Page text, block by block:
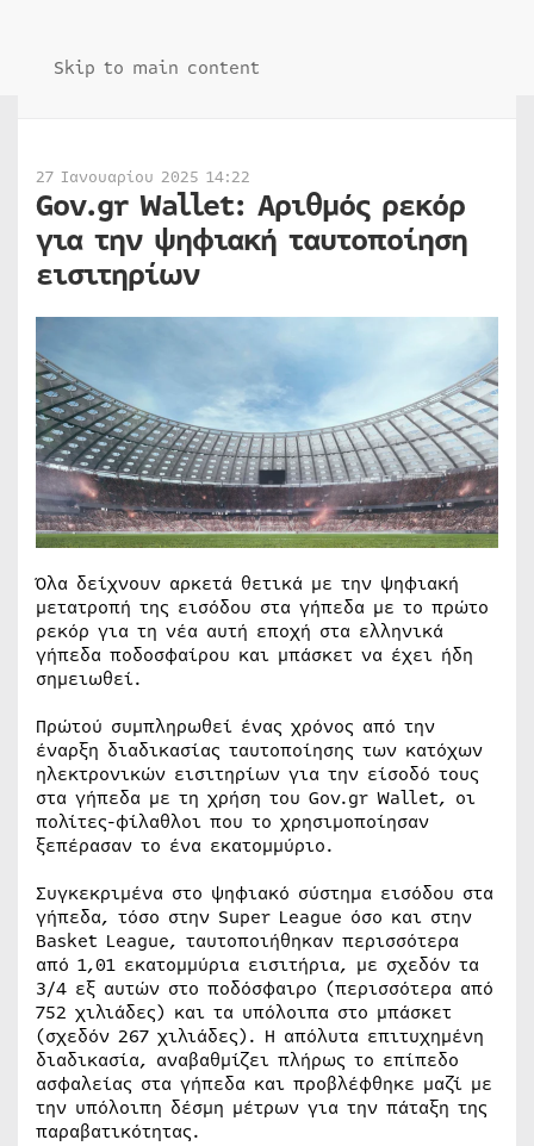
Skip to main content
27 Ιανουαρίου 2025 14:22
Gov.gr Wallet: Αριθμός ρεκόρ
για την ψηφιακή ταυτοποίηση
εισιτηρίων
Όλα δείχνουν αρκετά θετικά με την ψηφιακή
μετατροπή της εισόδου στα γήπεδα με το πρώτο
ρεκόρ για τη νέα αυτή εποχή στα ελληνικά
γήπεδα ποδοσφαίρου και μπάσκετ να έχει ήδη
σημειωθεί.
Πρώτού συμπληρωθεί ένας χρόνος από την
έναρξη διαδικασίας ταυτοποίησης των κατόχων
ηλεκτρονικών εισιτηρίων για την είσοδό τους
στα γήπεδα με τη χρήση του Gov.gr Wallet, οι
πολίτες-φίλαθλοι που το χρησιμοποίησαν
ξεπέρασαν το ένα εκατομμύριο.
Συγκεκριμένα στο ψηφιακό σύστημα εισόδου στα
γήπεδα, τόσο στην Super League όσο και στην
Basket League, ταυτοποιήθηκαν περισσότερα
από 1,01 εκατομμύρια εισιτήρια, με σχεδόν τα
3/4 εξ αυτών στο ποδόσφαιρο (περισσότερα από
752 χιλιάδες) και τα υπόλοιπα στο μπάσκετ
(σχεδόν 267 χιλιάδες). Η απόλυτα επιτυχημένη
διαδικασία, αναβαθμίζει πλήρως το επίπεδο
ασφαλείας στα γήπεδα και προβλέφθηκε μαζί με
την υπόλοιπη δέσμη μέτρων για την πάταξη της
παραβατικότητας.